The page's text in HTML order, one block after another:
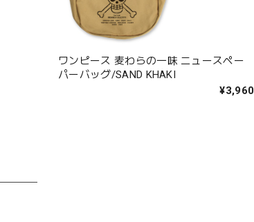
ワンピース 麦わらの一味 ニュースペー
パーバッグ/SAND KHAKI
¥3,960